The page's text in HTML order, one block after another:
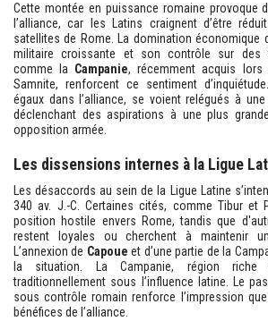
Cette montée en puissance romaine provoque
l’alliance, car les Latins craignent d’être
satellites de Rome. La domination économique
militaire croissante et son contrôle sur des
comme la Campanie, récemment acquis lors
Samnite, renforcent ce sentiment
égaux dans l’alliance, se voient relégués à
déclenchant des aspirations à une plus
opposition armée.
Les dissensions internes à la Ligue
Les désaccords au sein de la Ligue Latine
340 av. J.-C. Certaines cités, comme Tibur et
position hostile envers Rome, tandis que
restent loyales ou cherchent à maintenir
L’annexion de Capoue et d’une partie de la
la situation. La Campanie, région riche
traditionnellement sous l’influence latine. Le
sous contrôle romain renforce l’impression
bénéfices de l’alliance.